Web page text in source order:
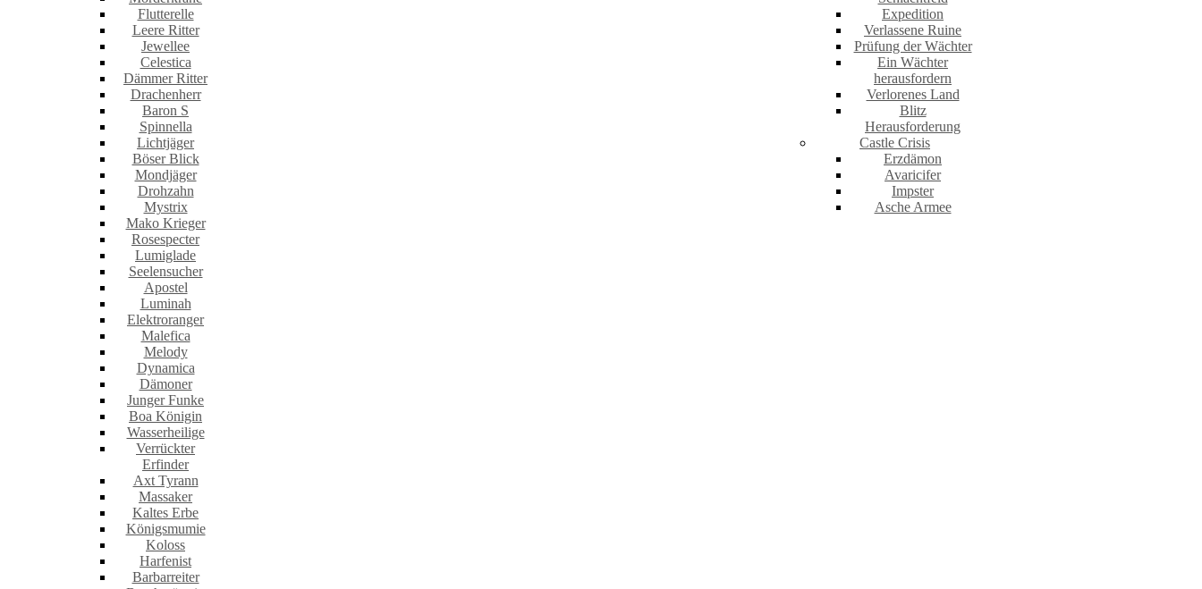
Flutterelle
Leere Ritter
Jewellee
Celestica
Dämmer Ritter
Drachenherr
Baron S
Spinnella
Lichtjäger
Böser Blick
Mondjäger
Drohzahn
Mystrix
Mako Krieger
Rosespecter
Lumiglade
Seelensucher
Apostel
Luminah
Elektroranger
Malefica
Melody
Dynamica
Dämoner
Junger Funke
Boa Königin
Wasserheilige
Verrückter
Erfinder
Axt Tyrann
Massaker
Kaltes Erbe
Königsmumie
Koloss
Harfenist
Barbarreiter
Expedition
Verlassene Ruine
Prüfung der Wächter
Ein Wächter
herausfordern
Verlorenes Land
Blitz
Herausforderung
Castle Crisis
Erzdämon
Avaricifer
Impster
Asche Armee